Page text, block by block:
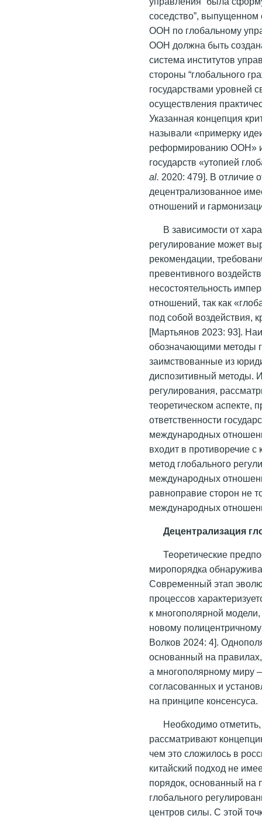
соседство”, выпущенном
ООН по глобальному
ООН должна быть
система институтов
стороны “глобального
государствами уровней
осуществления
Указанная концепция
называли «примерку
реформированию ООН» и
государств «утопией
al. 2020: 479]. В отличие
децентрализованное
отношений и
В зависимости от
регулирование может
рекомендации,
превентивного
несостоятельность
отношений, так как
под собой воздействия,
[Мартьянов 2023: 93].
обозначающими методы
заимствованные из
диспозитивный методы.
регулирования,
теоретическом аспекте,
ответственности
международных
входит в противоречие
метод глобального
международных
равноправие сторон не
международных
Децентрализация
Теоретические
миропорядка
Современный этап
процессов
к многополярной
новому
Волков 2024: 4].
основанный на
а многополярному миру
согласованных и
на принципе консенсуса.
Необходимо
рассматривают
чем это сложилось в
китайский подход не
порядок, основанный на
глобального
центров силы. С этой